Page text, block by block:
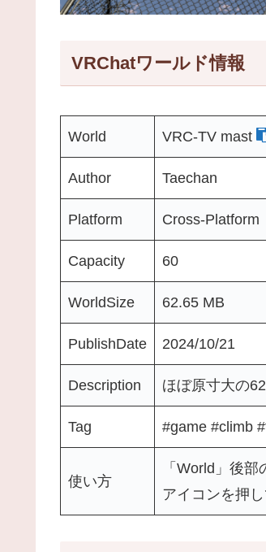
VRChatワールド情報
World VRC-TV mast
Author Taechan
Platform Cross-Platform
Capacity 60
WorldSize 62.65 MB
PublishDate 2024/10/21
Description ほぼ原寸大の
Tag #game #climb
使い方
「World」後
アイコンを押